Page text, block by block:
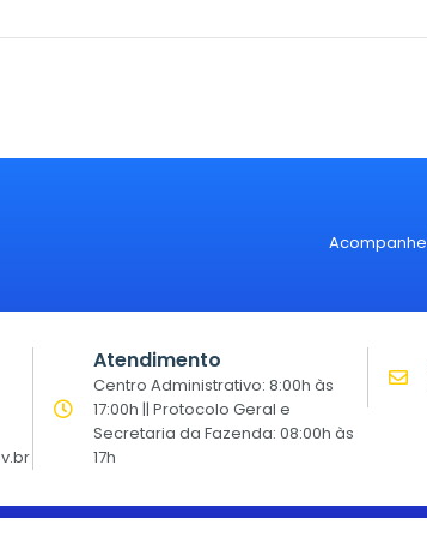
Acompanhe
Atendimento
Centro Administrativo: 8:00h às
17:00h || Protocolo Geral e
Secretaria da Fazenda: 08:00h às
17h